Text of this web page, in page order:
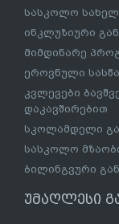
სასკოლო
ინკლუზიური
მიმდინარე
ეროვნული
კვლევები
დაკავშირებით
სკოლამდელი
სასკოლო
ბილინგვური
უმაღლესი